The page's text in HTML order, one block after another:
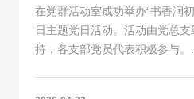
在党群活动室成功举办“书香润
日主题党日活动。活动由党总
持，各支部党员代表积极参与。